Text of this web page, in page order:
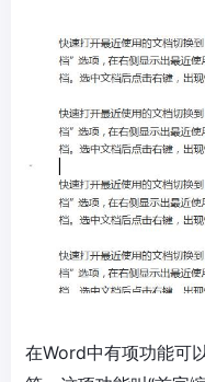
在Word中有项功能可